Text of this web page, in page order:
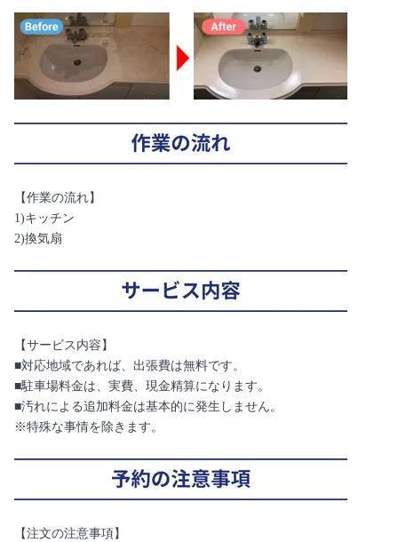
【作業の流れ】
1)キッチン
2)換気扇
【サービス内容】
■対応地域であれば、出張費は無料です。
■駐車場料金は、実費、現金精算になります。
■汚れによる追加料金は基本的に発生しません。
※特殊な事情を除きます。
【注文の注意事項】